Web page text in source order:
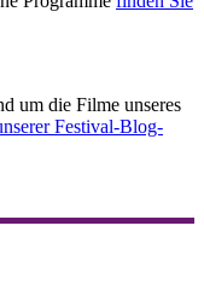
um die Filme unseres
Festival-Blog-